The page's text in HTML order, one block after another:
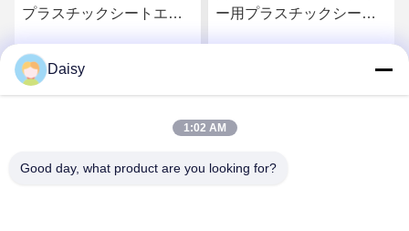
プラスチックシートエク
300kg/h OEM オーダーメ
イド
お問い合わせ
ー用プラスチックシート
Daisy
1:02 AM
Good day, what product are you looking for?